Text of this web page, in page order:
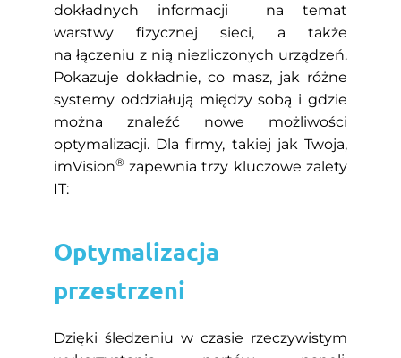
dokładnych informacji na temat
warstwy fizycznej sieci, a także
na łączeniu z nią niezliczonych urządzeń.
Pokazuje dokładnie, co masz, jak różne
systemy oddziałują między sobą i gdzie
można znaleźć nowe możliwości
optymalizacji. Dla firmy, takiej jak Twoja,
imVision® zapewnia trzy kluczowe zalety
IT:
Optymalizacja
przestrzeni
Dzięki śledzeniu w czasie rzeczywistym